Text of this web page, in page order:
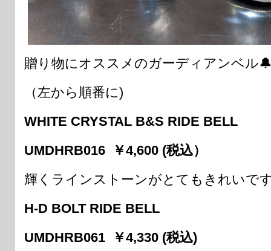
贈り物にオススメのガーディアンベル
（左から順番に)
WHITE CRYSTAL B&S RIDE BELL
UMDHRB016 ￥4,600 (税込）
輝くラインストーンがとてもきれいで
H-D BOLT RIDE BELL
UMDHRB061 ￥4,330 (税込)